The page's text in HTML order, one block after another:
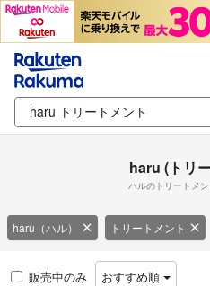
haru (トリ
ハルのトリートメ
haru（ハル） トリートメント
販売中のみ おすすめ順